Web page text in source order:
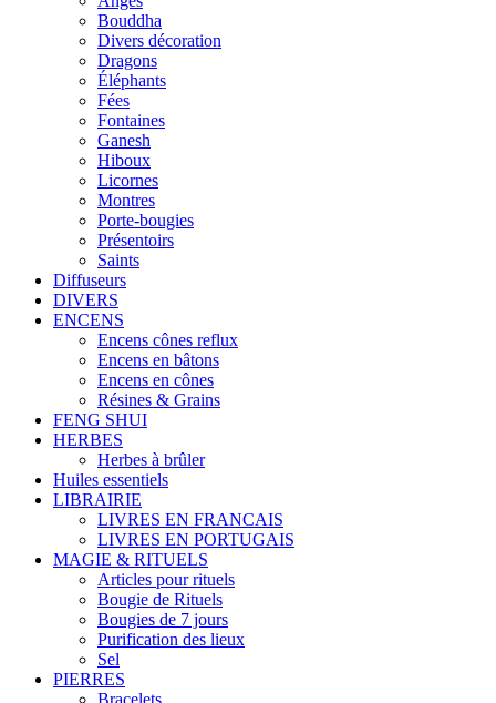
Bouddha
Divers décoration
Dragons
Éléphants
Fées
Fontaines
Ganesh
Hiboux
Licornes
Montres
Porte-bougies
Présentoirs
Saints
Diffuseurs
DIVERS
ENCENS
Encens cônes reflux
Encens en bâtons
Encens en cônes
Résines & Grains
FENG SHUI
HERBES
Herbes à brûler
Huiles essentiels
LIBRAIRIE
LIVRES EN FRANCAIS
LIVRES EN PORTUGAIS
MAGIE & RITUELS
Articles pour rituels
Bougie de Rituels
Bougies de 7 jours
Purification des lieux
Sel
PIERRES
Bracelets